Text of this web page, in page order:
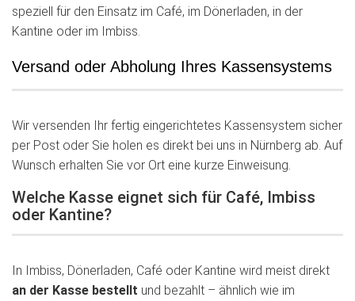
speziell für den Einsatz im Café, im Dönerladen, in der
Kantine oder im Imbiss.
Versand oder Abholung Ihres Kassensystems
Wir versenden Ihr fertig eingerichtetes Kassensystem sicher
per Post oder Sie holen es direkt bei uns in Nürnberg ab. Auf
Wunsch erhalten Sie vor Ort eine kurze Einweisung.
Welche Kasse eignet sich für Café, Imbiss
oder Kantine?
In Imbiss, Dönerladen, Café oder Kantine wird meist direkt
an der Kasse bestellt und bezahlt – ähnlich wie im